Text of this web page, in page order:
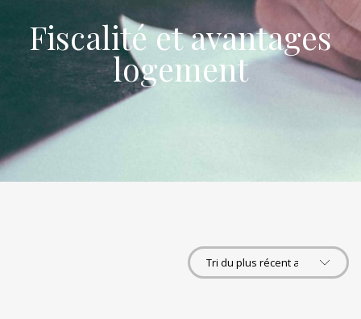
Fiscalité et avantages
logement